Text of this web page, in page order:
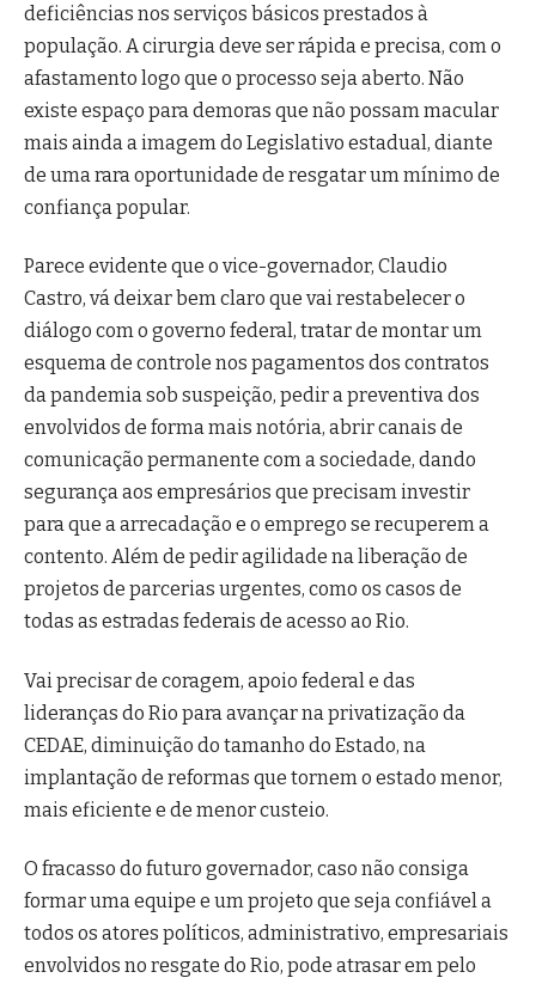
deficiências nos serviços básicos prestados à
população. A cirurgia deve ser rápida e precisa, com o
afastamento logo que o processo seja aberto. Não
existe espaço para demoras que não possam macular
mais ainda a imagem do Legislativo estadual, diante
de uma rara oportunidade de resgatar um mínimo de
confiança popular.
Parece evidente que o vice-governador, Claudio
Castro, vá deixar bem claro que vai restabelecer o
diálogo com o governo federal, tratar de montar um
esquema de controle nos pagamentos dos contratos
da pandemia sob suspeição, pedir a preventiva dos
envolvidos de forma mais notória, abrir canais de
comunicação permanente com a sociedade, dando
segurança aos empresários que precisam investir
para que a arrecadação e o emprego se recuperem a
contento. Além de pedir agilidade na liberação de
projetos de parcerias urgentes, como os casos de
todas as estradas federais de acesso ao Rio.
Vai precisar de coragem, apoio federal e das
lideranças do Rio para avançar na privatização da
CEDAE, diminuição do tamanho do Estado, na
implantação de reformas que tornem o estado menor,
mais eficiente e de menor custeio.
O fracasso do futuro governador, caso não consiga
formar uma equipe e um projeto que seja confiável a
todos os atores políticos, administrativo, empresariais
envolvidos no resgate do Rio, pode atrasar em pelo